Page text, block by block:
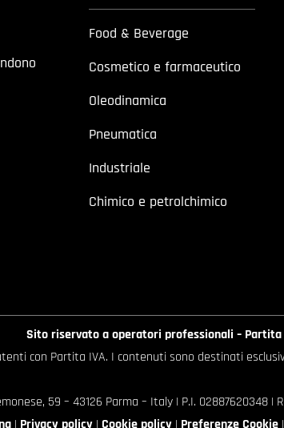
Food & Beverage
Cosmetico e farmaceutico
Oleodinamica
Pneumatica
Industriale
Chimico e petrolchimico
Sito riservato a operatori professionali – Partita
con Partita IVA. I contenuti sono destinati
59 – 43126 Parma – Italy | P.I. 02887620348 |
| Privacy policy | Cookie policy | Preferenze Cookie